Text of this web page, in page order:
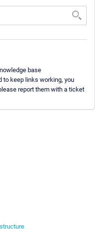
base
to keep links working, you
report them with a ticket